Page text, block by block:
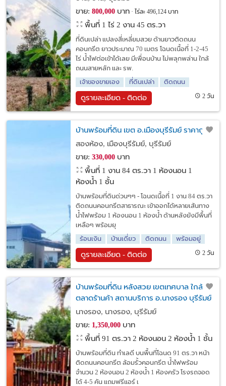
ขาย: 800,000บาท ไร่ละ 496,124 บาท
พื้นที่ 1 ไร่ 2 งาน 45 ตร.วา
ที่ดินเปล่า แปลงสี่เหลี่ยมสวย ด้านยาวติดถนน
คอนกรีต ยาวประมาณ 70 เมตร โฉนดเนื้อที่ 1-2-45
ไร่ น้ำไฟต่อเข้าได้เลย มีเพื่อนบ้าน ไม่พลุกพล่าน ใกล้
ถนนสายหลัก และ รพ.
เจ้าของขายเอง
ที่ดินเปล่า ติดถนน
ดูรายละเอียด - ติดต่อ 2 วัน
บ้านพร้อมที่ดิน เขต อ.เมืองบุรีรัมย์ ราคาถูก
สองห้อง, เมืองบุรีรัมย์, บุรีรัมย์
ขาย: 330,000บาท
พื้นที่ 1 งาน 84 ตร.วา 1 ห้องนอน 1
ห้องน้ำ 1 ชั้น
บ้านพร้อมที่ดินด่วนๆๆ - โฉนดเนื้อที่ 1 งาน 84 ตร.วา
ติดถนนคอนกรีตสาธารณะ เข้าออกได้หลายเส้นทาง
น้ำไฟพร้อม 1 ห้องนอน 1 ห้องน้ำ ด้านหลังยังมีพื้นที่
เหลือๆ พร้อมยุ
ร้อนเงิน
บ้านเดี่ยว ติดถนน พร้อมอยู่
ดูรายละเอียด - ติดต่อ 2 วัน
บ้านพร้อมที่ดิน หลังสวย เขตเทศบาล ใกล้
ตลาดร้านค้า สถานบริการ อ.นางรอง บุรีรัมย์
นางรอง, นางรอง, บุรีรัมย์
ขาย: 1,350,000บาท
พื้นที่ 91 ตร.วา 2 ห้องนอน 2 ห้องน้ำ 1 ชั้น
บ้านพร้อมที่ดิน ทำเลดี บนพื้นที่โฉนด 91 ตร.วา หน้า
ติดถนนคอนกรีต ล้อมรั้วคอนกรีต น้ำไฟพร้อม
จำนวน 2 ห้องนอน 2 ห้องน้ำ 1 ห้องครัว โรงรถจอด
ได้ 4-5 คัน แถมฟรีแอร์ เ